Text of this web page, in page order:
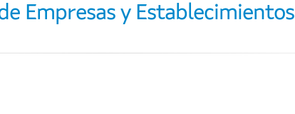
Empresas y Establecimientos